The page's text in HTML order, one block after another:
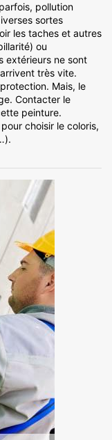
pollution
sortes
les taches et autres
ou
extérieurs ne sont
très vite.
Mais, le
Contacter le
peinture.
choisir le coloris,